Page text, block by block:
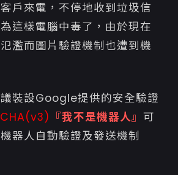
戶來電，不停地收到垃圾信
這樣電腦中毒了，由於現在
濫而圖片驗證機制也遭到機
裝設Google提供的安全驗證
『我不是機器人』 可
器人自動驗證及發送機制